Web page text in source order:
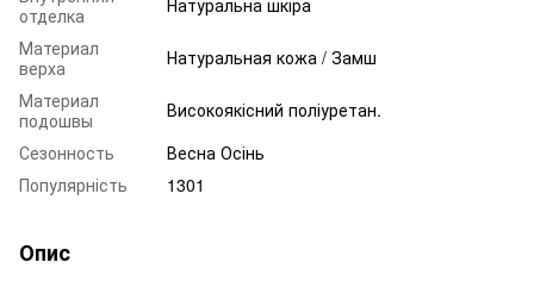
отделка
Материал
верха
Натуральная кожа / Замш
Материал
подошвы
Високоякісний поліуретан.
Сезонность
Весна Осінь
Популярність
1301
Опис